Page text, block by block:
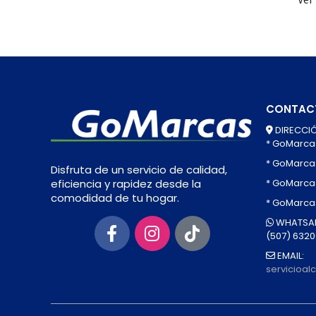
Disfruta de un servicio de calidad,
eficiencia y rapidez desde la
comodidad de tu hogar.
*
*
*
*
(507)
EMAIL: